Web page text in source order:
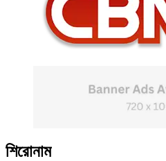
শিরোনাম